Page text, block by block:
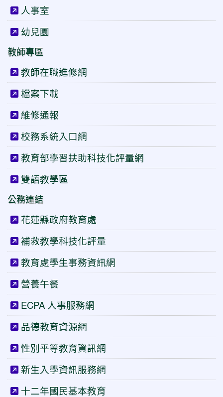
人事室
幼兒園
教師專區
教師在職進修網
檔案下載
維修通報
校務系統入口網
教育部學習扶助科技化評量網
雙語教學區
公務連結
花蓮縣政府教育處
補救教學科技化評量
教育處學生事務資訊網
營養午餐
ECPA 人事服務網
品德教育資源網
性別平等教育資訊網
新生入學資訊服務網
十二年國民基本教育